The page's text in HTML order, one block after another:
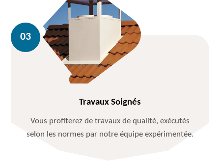
Travaux Soignés
Vous profiterez de travaux de qualité, exécutés
selon les normes par notre équipe expérimentée.